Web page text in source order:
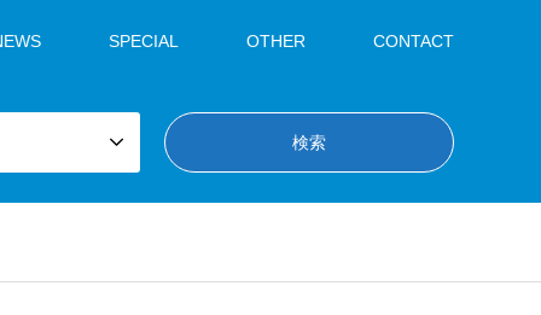
SPECIAL OTHER CONTACT